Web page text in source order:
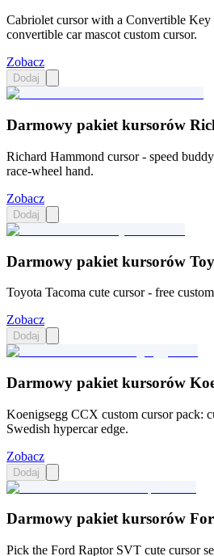
Cabriolet cursor with a Convertible Key
convertible car mascot custom cursor.
Zobacz
Dodaj
Darmowy pakiet kursorów
Richard Hammond cursor - speed
race-wheel hand.
Zobacz
Dodaj
Darmowy pakiet kursorów
Toyota Tacoma cute cursor - free
Zobacz
Dodaj
Darmowy pakiet kursorów
Koenigsegg CCX custom cursor pack:
Swedish hypercar edge.
Zobacz
Dodaj
Darmowy pakiet kursorów
Pick the Ford Raptor SVT cute cursor